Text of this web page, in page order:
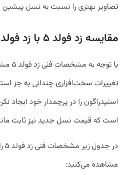
تصاویر بهتری را نسبت به نسل پیشین
مقایسه زد فولد ۵ با زد فولد ۴
با
تغییرات سخت‌افزاری چندانی به جز
اسنپدراگون را در پرچمدار خود ایجاد
است که قیمت نسل جدید نیز ثابت
مشاهده می‌کنید: